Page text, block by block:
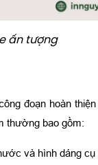
ấn tượng
đoạn hoàn
thường bao gồm:
và hình dáng cụ